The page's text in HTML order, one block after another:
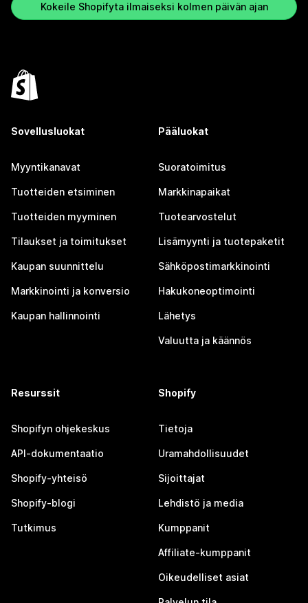
Kokeile Shopifyta ilmaiseksi kolmen päivän ajan
Sovellusluokat
Myyntikanavat
Tuotteiden etsiminen
Tuotteiden myyminen
Tilaukset ja toimitukset
Kaupan suunnittelu
Markkinointi ja konversio
Kaupan hallinnointi
Pääluokat
Suoratoimitus
Markkinapaikat
Tuotearvostelut
Lisämyynti ja tuotepaketit
Sähköpostimarkkinointi
Hakukoneoptimointi
Lähetys
Valuutta ja käännös
Resurssit
Shopifyn ohjekeskus
API-dokumentaatio
Shopify-yhteisö
Shopify-blogi
Tutkimus
Shopify
Tietoja
Uramahdollisuudet
Sijoittajat
Lehdistö ja media
Kumppanit
Affiliate-kumppanit
Oikeudelliset asiat